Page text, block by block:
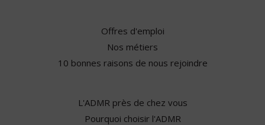
Offres d'emploi
Nos métiers
10 bonnes raisons de nous rejoindre
L'ADMR près de chez vous
Pourquoi choisir l'ADMR